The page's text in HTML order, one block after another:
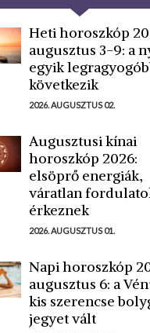
Heti horoszkóp
augusztus 3-9: a
egyik
következik
2026. AUGUSZTUS 02.
Augusztusi kínai
horoszkóp 2026:
elsöprő energiák,
váratlan
érkeznek
2026. AUGUSZTUS 01.
Napi horoszkóp
augusztus 6: a
kis szerencse
jegyet vált